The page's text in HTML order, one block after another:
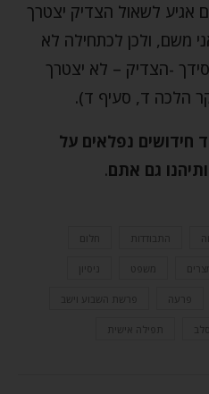
אגיע לשאול הצדיק יצטרך
משם, ולכן לכתחילה לא
-הצדיק – לא יצטרך
הלכה ד, סעיף ד).
חידושים נפלאים על
ותיהנו גם אתם.
התבודדות חלום
מצרים משפט ניסיון
פרעה פרשת השבוע וישב
תפילה אישית